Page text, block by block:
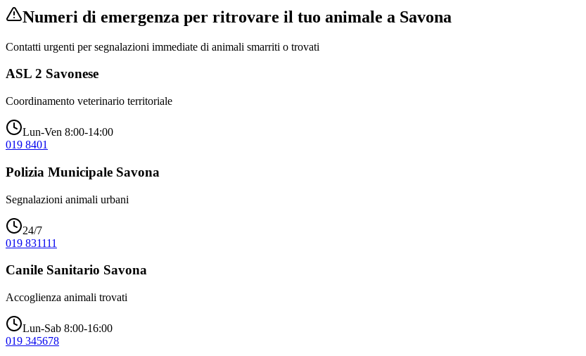
Numeri di emergenza per ritrovare il tuo animale a Savona
Contatti urgenti per segnalazioni immediate di animali smarriti o trovati
ASL 2 Savonese
Coordinamento veterinario territoriale
Lun-Ven 8:00-14:00
019 8401
Polizia Municipale Savona
Segnalazioni animali urbani
24/7
019 831111
Canile Sanitario Savona
Accoglienza animali trovati
Lun-Sab 8:00-16:00
019 345678